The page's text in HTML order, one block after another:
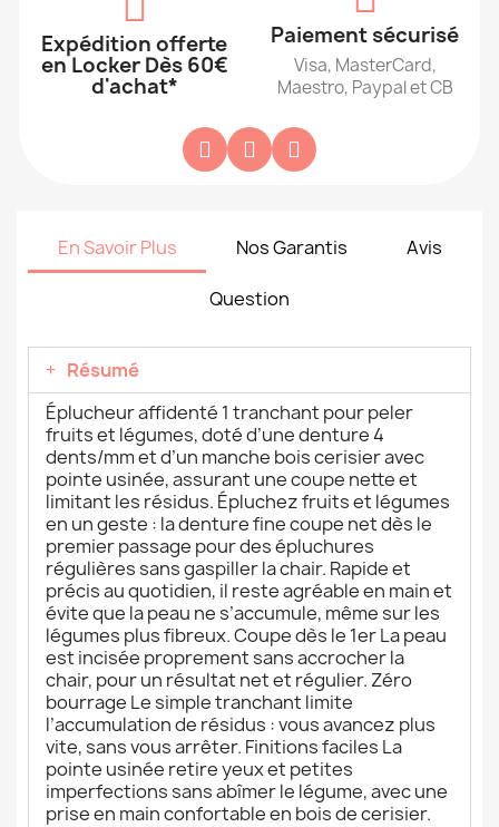
Expédition offerte
en Locker Dès 60€
d'achat*
Paiement sécurisé
Visa, MasterCard,
Maestro, Paypal et CB
En Savoir Plus Nos Garantis Avis
Question
Résumé
Éplucheur affidenté 1 tranchant pour peler
fruits et légumes, doté d’une denture 4
dents/mm et d’un manche bois cerisier avec
pointe usinée, assurant une coupe nette et
limitant les résidus. Épluchez fruits et légumes
en un geste : la denture fine coupe net dès le
premier passage pour des épluchures
régulières sans gaspiller la chair. Rapide et
précis au quotidien, il reste agréable en main et
évite que la peau ne s’accumule, même sur les
légumes plus fibreux. Coupe dès le 1er La peau
est incisée proprement sans accrocher la
chair, pour un résultat net et régulier. Zéro
bourrage Le simple tranchant limite
l’accumulation de résidus : vous avancez plus
vite, sans vous arrêter. Finitions faciles La
pointe usinée retire yeux et petites
imperfections sans abîmer le légume, avec une
prise en main confortable en bois de cerisier.